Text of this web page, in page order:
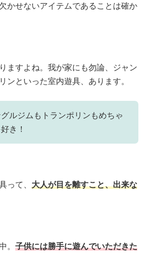
かせないアイテムであることは確か
ますよね。我が家にも勿論、ジャン
ンといった室内遊具、あります。
ルジムもトランポリンもめちゃ
き！
って、 大人が目を離すこと、出来な
。 子供には勝手に遊んでいただきた